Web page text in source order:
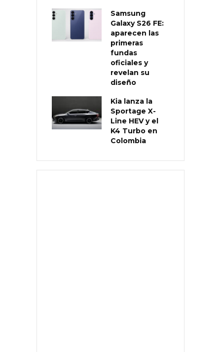
Samsung
Galaxy S26 FE:
aparecen las
primeras
fundas
oficiales y
revelan su
diseño
Kia lanza la
Sportage X-
Line HEV y el
K4 Turbo en
Colombia